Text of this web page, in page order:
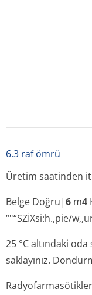
6.6 beşeri tıbbi